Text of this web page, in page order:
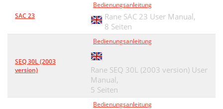
SAC 23
Bedienungsanleitung
Rane SAC 23 User Manual,
8 Seiten
SEQ 30L (2003
version)
Bedienungsanleitung
Rane SEQ 30L (2003 version) User
Manual,
5 Seiten
Bedienungsanleitung